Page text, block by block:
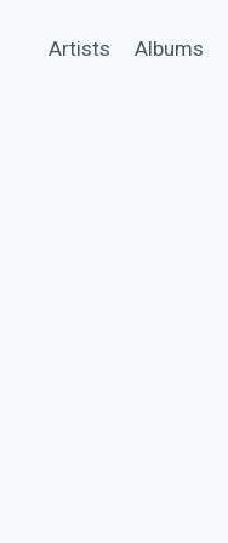
Artists Albums